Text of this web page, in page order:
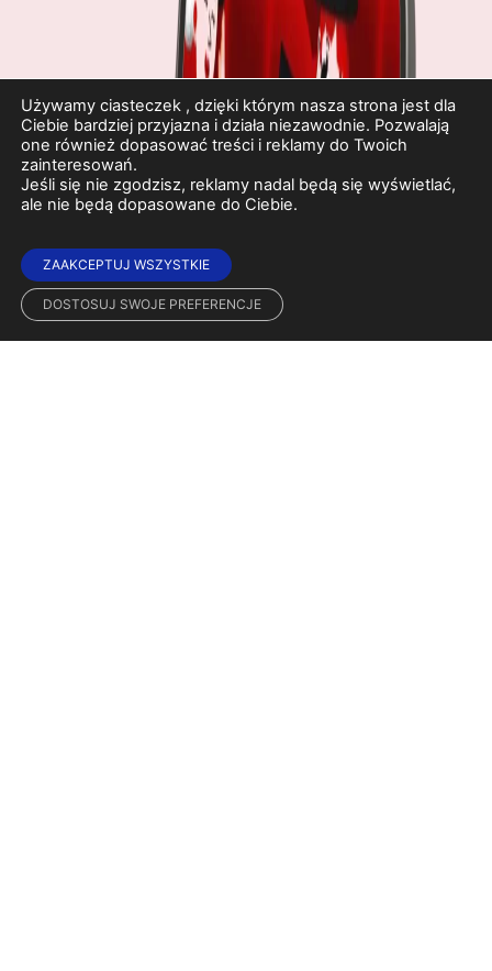
Używamy ciasteczek , dzięki którym nasza strona jest dla
Ciebie bardziej przyjazna i działa niezawodnie. Pozwalają
one również dopasować treści i reklamy do Twoich
zainteresowań.
Jeśli się nie zgodzisz, reklamy nadal będą się wyświetlać,
ale nie będą dopasowane do Ciebie.
ZAAKCEPTUJ WSZYSTKIE
DOSTOSUJ SWOJE PREFERENCJE